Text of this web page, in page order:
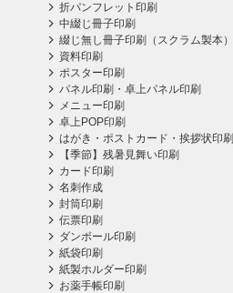
折パンフレット印刷
中綴じ冊子印刷
綴じ無し冊子印刷（スクラム製本）
資料印刷
ポスター印刷
パネル印刷・卓上パネル印刷
メニュー印刷
卓上POP印刷
はがき・ポストカード・挨拶状印刷
【季節】残暑見舞い印刷
カード印刷
名刺作成
封筒印刷
伝票印刷
ダンボール印刷
紙袋印刷
紙製ホルダー印刷
お薬手帳印刷